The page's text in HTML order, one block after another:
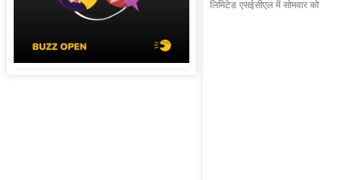
लिमिटेड एसईसीएल में सोमवार को